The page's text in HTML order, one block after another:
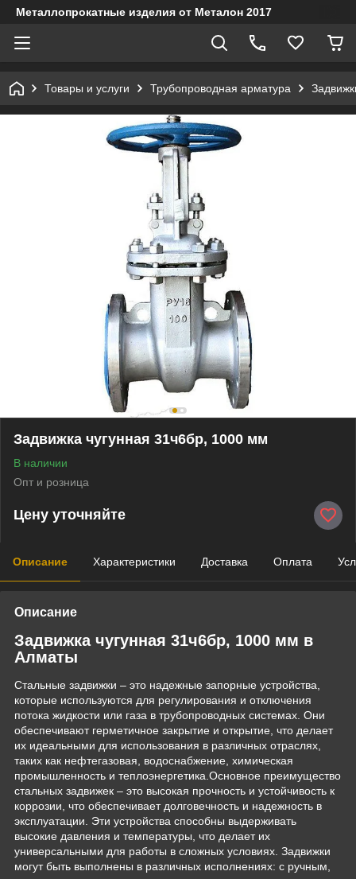
Металлопрокатные изделия от Металон 2017
Товары и услуги Трубопроводная арматура
Задвижка чугунная 31ч6бр, 1000 мм
В наличии
Опт и розница
Цену уточняйте
Описание Характеристики Доставка Оплата
Описание
Задвижка чугунная 31ч6бр, 1000 мм в
Алматы
Стальные задвижки – это надежные запорные устройства,
которые используются для регулирования и отключения
потока жидкости или газа в трубопроводных системах. Они
обеспечивают герметичное закрытие и открытие, что делает
их идеальными для использования в различных отраслях,
таких как нефтегазовая, водоснабжение, химическая
промышленность и теплоэнергетика.Основное преимущество
стальных задвижек – это высокая прочность и устойчивость к
коррозии, что обеспечивает долговечность и надежность в
эксплуатации. Эти устройства способны выдерживать
высокие давления и температуры, что делает их
универсальными для работы в сложных условиях. Задвижки
могут быть выполнены в различных исполнениях: с ручным,